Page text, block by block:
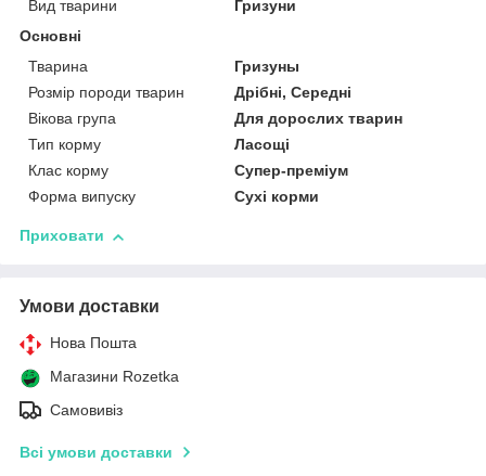
Вид тварини
Гризуни
Основні
Тварина
Гризуны
Розмір породи тварин
Дрібні, Середні
Вікова група
Для дорослих тварин
Тип корму
Ласощі
Клас корму
Супер-преміум
Форма випуску
Сухі корми
Приховати
Умови доставки
Нова Пошта
Магазини Rozetka
Самовивіз
Всі умови доставки